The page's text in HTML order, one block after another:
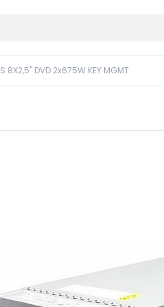
DVD 2x675W KEY MGMT